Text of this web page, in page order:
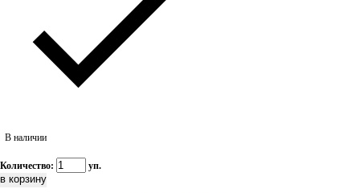
В наличии
Количество: уп.